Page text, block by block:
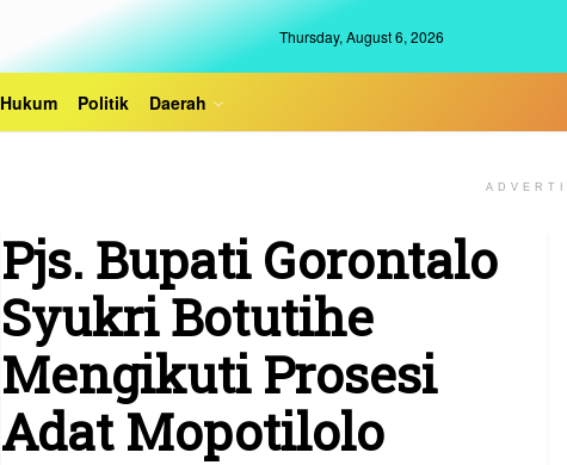
Thursday, August 6, 2026
Hukum Politik Daerah
Pjs. Bupati Gorontalo
Syukri Botutihe
Mengikuti Prosesi
Adat Mopotilolo